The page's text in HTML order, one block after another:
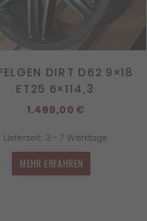
DIRT D62 9×18
ET25 6×114,3
1.499,00 €
Lieferzeit: 3 - 7 Werktage
MEHR ERFAHREN